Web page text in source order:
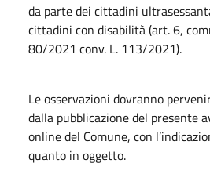
da parte dei cittadini
cittadini con disabilità (art. 6,
80/2021 conv. L. 113/2021).
Le osservazioni dovranno
dalla pubblicazione del presente
online del Comune, con
quanto in oggetto.